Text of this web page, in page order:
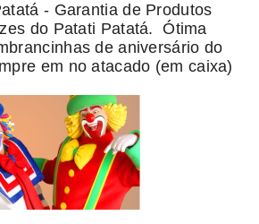
- Garantia de Produtos
do Patati Patatá. Ótima
de aniversário do
em no atacado (em caixa)